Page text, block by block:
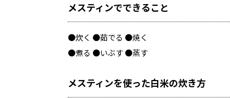
メスティンでできること
●炊く ●茹でる ●焼く
●煮る ●いぶす ●蒸す
メスティンを使った白米の炊き方